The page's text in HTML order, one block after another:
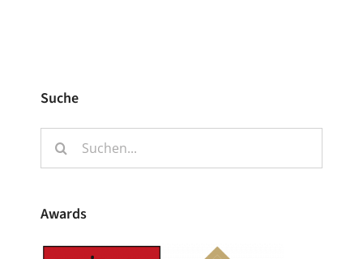
Suche
Suche
nach:
Awards